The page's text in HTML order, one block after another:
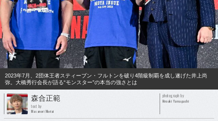
2023年7月、2団体王者スティーブン・フルトンを破り4階級制覇を成し遂げた井上尚
弥。大橋秀行会長が語る“モンスター”の本当の強さとは
森合正範
text by
Masanori Moriai
photograph by
Hiroaki Yamaguchi